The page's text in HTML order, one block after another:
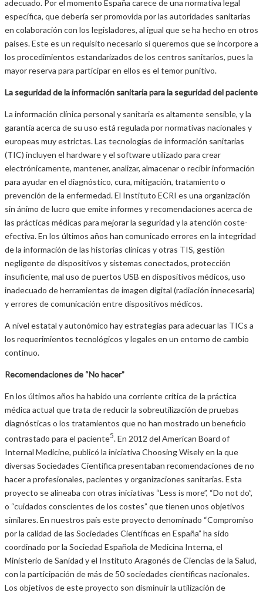
adecuado. Por el momento España carece de una normativa legal
específica, que debería ser promovida por las autoridades sanitarias
en colaboración con los legisladores, al igual que se ha hecho en otros
países. Este es un requisito necesario si queremos que se incorpore a
los procedimientos estandarizados de los centros sanitarios, pues la
mayor reserva para participar en ellos es el temor punitivo.
La seguridad de la información sanitaria para la seguridad del paciente
La información clínica personal y sanitaria es altamente sensible, y la
garantía acerca de su uso está regulada por normativas nacionales y
europeas muy estrictas. Las tecnologías de información sanitarias
(TIC) incluyen el hardware y el software utilizado para crear
electrónicamente, mantener, analizar, almacenar o recibir información
para ayudar en el diagnóstico, cura, mitigación, tratamiento o
prevención de la enfermedad. El Instituto ECRI es una organización
sin ánimo de lucro que emite informes y recomendaciones acerca de
las prácticas médicas para mejorar la seguridad y la atención coste-
efectiva. En los últimos años han comunicado errores en la integridad
de la información de las historias clínicas y otras TIS, gestión
negligente de dispositivos y sistemas conectados, protección
insuficiente, mal uso de puertos USB en dispositivos médicos, uso
inadecuado de herramientas de imagen digital (radiación innecesaria)
y errores de comunicación entre dispositivos médicos.
A nivel estatal y autonómico hay estrategias para adecuar las TICs a
los requerimientos tecnológicos y legales en un entorno de cambio
continuo.
Recomendaciones de “No hacer”
En los últimos años ha habido una corriente crítica de la práctica
médica actual que trata de reducir la sobreutilización de pruebas
diagnósticas o los tratamientos que no han mostrado un beneficio
contrastado para el paciente5. En 2012 del American Board of
Internal Medicine, publicó la iniciativa Choosing Wisely en la que
diversas Sociedades Científica presentaban recomendaciones de no
hacer a profesionales, pacientes y organizaciones sanitarias. Esta
proyecto se alineaba con otras iniciativas “Less is more”, “Do not do”,
o “cuidados conscientes de los costes” que tienen unos objetivos
similares. En nuestros país este proyecto denominado “Compromiso
por la calidad de las Sociedades Científicas en España” ha sido
coordinado por la Sociedad Española de Medicina Interna, el
Ministerio de Sanidad y el Instituto Aragonés de Ciencias de la Salud,
con la participación de más de 50 sociedades científicas nacionales.
Los objetivos de este proyecto son disminuir la utilización de